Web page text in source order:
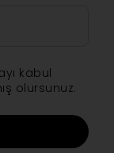
kabul
olursunuz.